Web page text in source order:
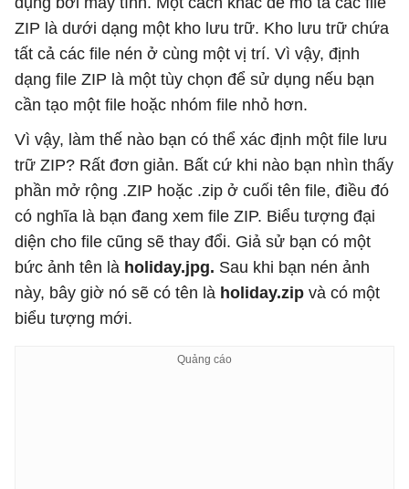
ZIP là dưới dạng một kho lưu trữ. Kho lưu trữ chứa
tất cả các file nén ở cùng một vị trí. Vì vậy, định
dạng file ZIP là một tùy chọn để sử dụng nếu bạn
cần tạo một file hoặc nhóm file nhỏ hơn.
Vì vậy, làm thế nào bạn có thể xác định một file lưu
trữ ZIP? Rất đơn giản. Bất cứ khi nào bạn nhìn thấy
phần mở rộng .ZIP hoặc .zip ở cuối tên file, điều đó
có nghĩa là bạn đang xem file ZIP. Biểu tượng đại
diện cho file cũng sẽ thay đổi. Giả sử bạn có một
bức ảnh tên là holiday.jpg. Sau khi bạn nén ảnh
này, bây giờ nó sẽ có tên là holiday.zip và có một
biểu tượng mới.